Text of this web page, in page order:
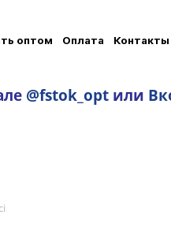
оптом Оплата Контакты
@fstok_opt или